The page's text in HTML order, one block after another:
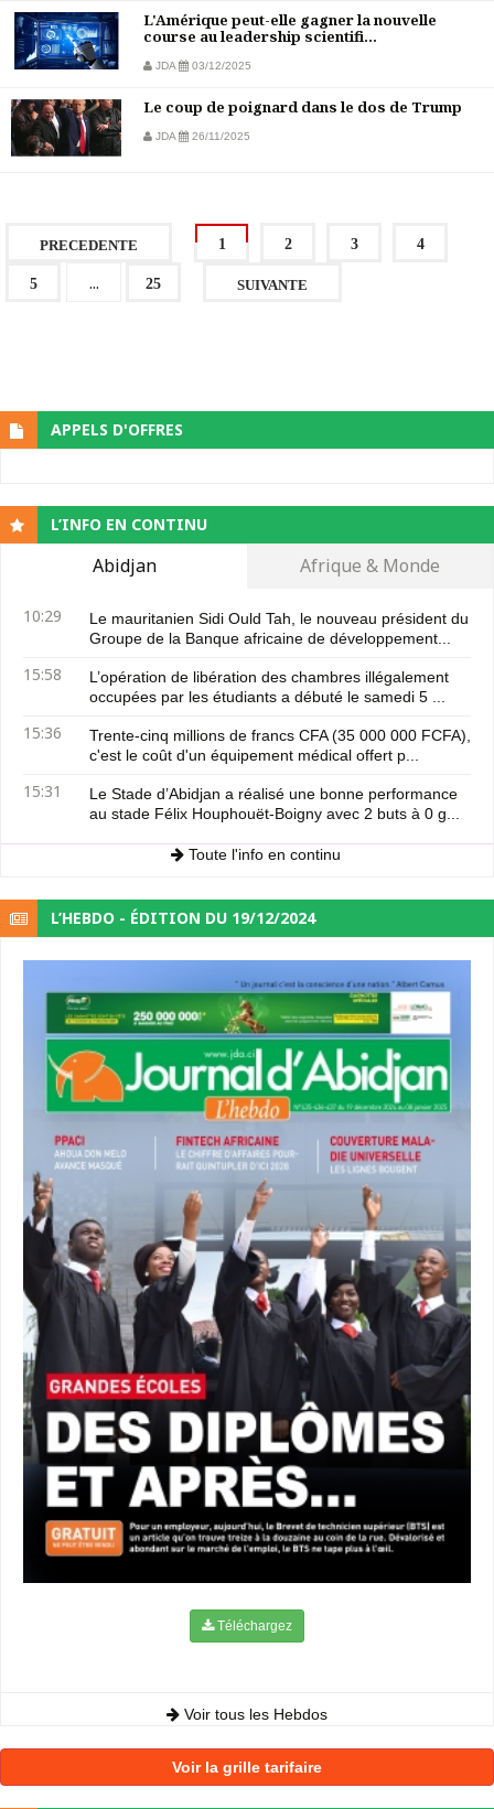
L'Amérique peut-elle gagner la nouvelle
course au leadership scientifi...
JDA 03/12/2025
Le coup de poignard dans le dos de Trump
JDA 26/11/2025
PRECEDENTE 1 2 3 4
5 ... 25 SUIVANTE
APPELS D'OFFRES
L’INFO EN CONTINU
Abidjan Afrique & Monde
10:29
Le mauritanien Sidi Ould Tah, le nouveau président du
Groupe de la Banque africaine de développement...
15:58
L’opération de libération des chambres illégalement
occupées par les étudiants a débuté le samedi 5 ...
15:36
Trente-cinq millions de francs CFA (35 000 000 FCFA),
c'est le coût d'un équipement médical offert p...
15:31
Le Stade d’Abidjan a réalisé une bonne performance
au stade Félix Houphouët-Boigny avec 2 buts à 0 g...
Toute l'info en continu
L’HEBDO - ÉDITION DU 19/12/2024
Téléchargez
Voir tous les Hebdos
Voir la grille tarifaire